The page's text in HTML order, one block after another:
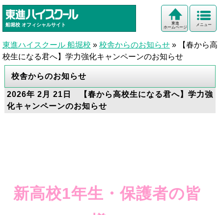
船堀校 オフィシャルサイト メニュー
東進
ホームページ
東進ハイスクール 船堀校 » 校舎からのお知らせ »
【春から高
校生になる君へ】学力強化キャンペーンのお知らせ
校舎からのお知らせ
2026年 2月 21日 【春から高校生になる君へ】学力強
化キャンペーンのお知らせ
新高校1年生・保護者の皆